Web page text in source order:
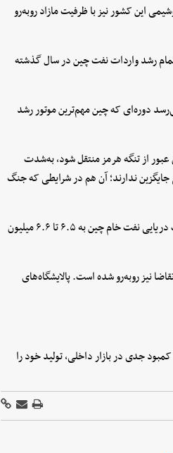
این کشور نیز با ظرفیت مازاد روبه‌رو
تمام رشد واردات نفت چین در سال گذشته
دوره‌ای که چین مهم‌ترین موتور رشد
از تنگه هرمز منتقل شود، به‌شدت
جایگزین ندارند؛ آن هم در شرایطی که جنگ
سومیت ریتولیا، مدیر مدل‌سازی و پالایش شرکت «کپلر»، این هفته اعلام کرد واردات دریایی نفت خام چین به ۶.۵ تا ۶.۶ میلیون
نیز روبه‌رو شده است. پالایشگاه‌های
جدی در بازار داخلی، تولید خود را